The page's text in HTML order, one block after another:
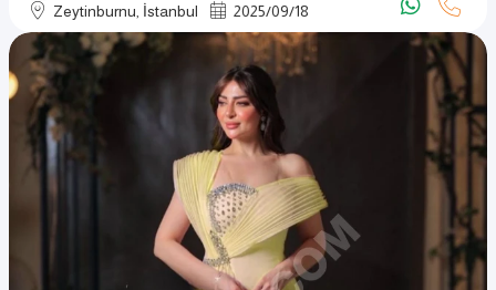
Zeytinburnu, İstanbul 2025/09/18